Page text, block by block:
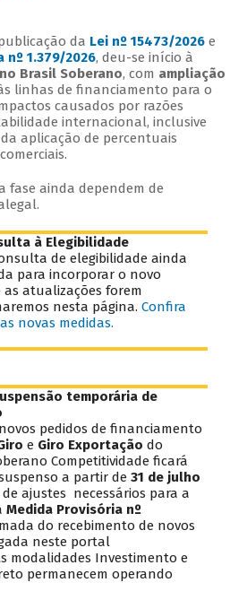
publicação da Lei nº 15473/2026e
nº 1.379/2026, deu-se início à
Brasil Soberano, com ampliação
linhas de financiamento para o
causados por razões
internacional, inclusive
aplicação de percentuais
fase ainda dependem de
à Elegibilidade
de elegibilidade ainda
para incorporar o novo
as atualizações forem
nesta página.Confira
novas medidas.
temporária de
pedidos de financiamento
e Giro Exportação do
Competitividade ficará
a partir de31 de julho
de ajustes necessários para a
Medida Provisória nº
do recebimento de novos
neste portal
modalidades Investimento e
permanecem operando